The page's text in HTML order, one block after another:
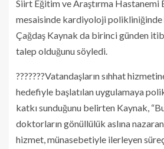
Siirt Eğitim ve Araştırma Hastanemi
mesaisinde kardiyoloji polikliniğinde
Çağdaş Kaynak da birinci günden
talep olduğunu söyledi.
???????Vatandaşların sıhhat
hedefiyle başlatılan uygulamaya
katkı sunduğunu belirten Kaynak,
doktorların gönüllülük aslına
hizmet, münasebetiyle ilerleyen